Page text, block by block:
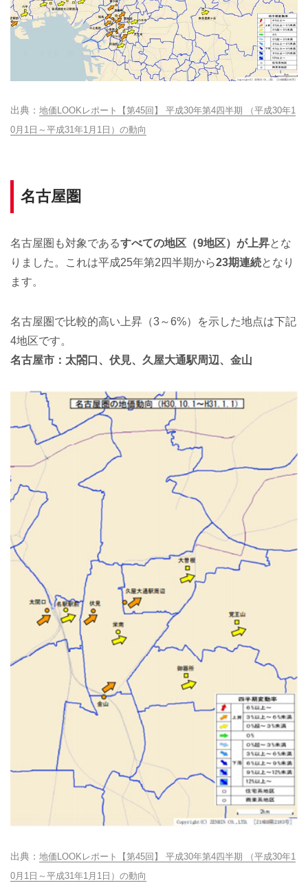
地価LOOKレポート【第45回】 平成30年第4四半期 （平成30年1
0月1日～平成31年1月1日）の動向
名古屋圏
名古屋圏も対象であるすべての地区（9地区）が上昇とな
りました。これは平成25年第2四半期から23期連続となり
ます。
名古屋圏で比較的高い上昇（3～6%）を示した地点は下記
4地区です。
名古屋市：太閤口、伏見、久屋大通駅周辺、金山
地価LOOKレポート【第45回】 平成30年第4四半期 （平成30年1
0月1日～平成31年1月1日）の動向